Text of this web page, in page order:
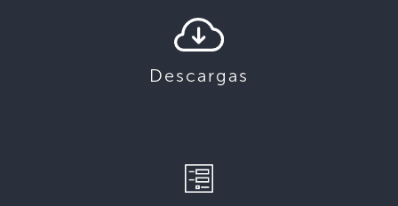
Descargas